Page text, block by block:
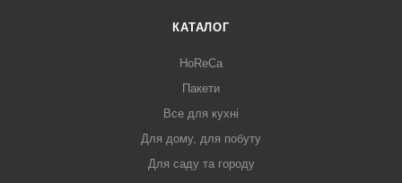
КАТАЛОГ
HoReCa
Пакети
Все для кухні
Для дому, для побуту
Для саду та городу